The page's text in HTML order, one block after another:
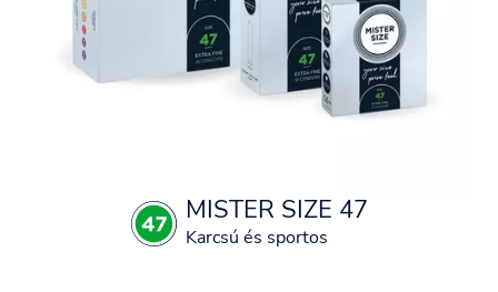
MISTER SIZE 47
Karcsú és sportos